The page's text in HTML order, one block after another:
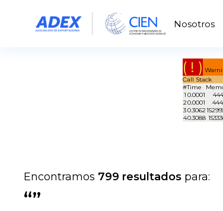
Nosotros
( ! )
Call Stack
#Time
1 0.0001
20.0001
30.3062
40.3088
Encontramos 799 resultados para:
“”